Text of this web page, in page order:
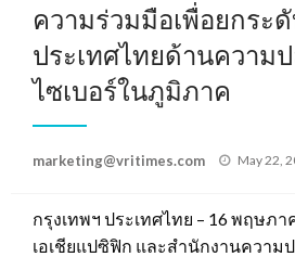
ความร่วมมือเพื่อยกระ
ประเทศไทยด้านความ
ไซเบอร์ในภูมิภาค
marketing@vritimes.com
Posted
May 22,
กรุงเทพฯ ประเทศไทย – 16 พฤษภา
เอเชียแปซิฟิก และสำนักงานความ